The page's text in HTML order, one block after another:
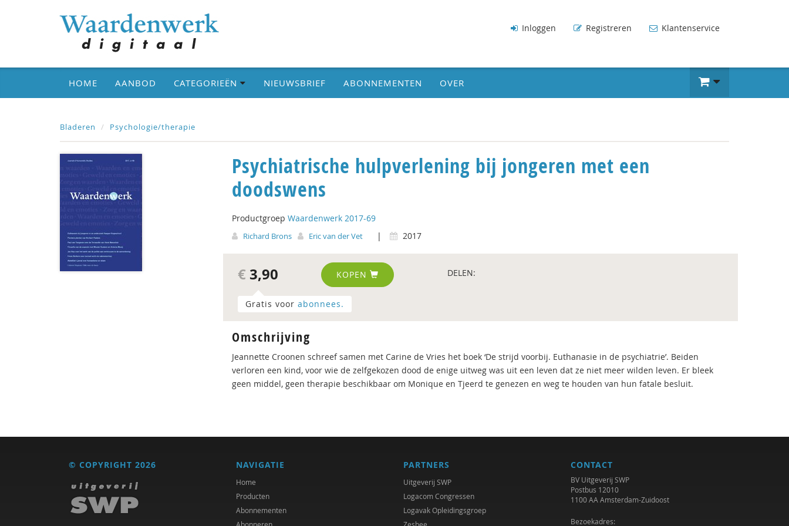
Inloggen Registreren Klantenservice
HOME AANBOD CATEGORIEËN NIEUWSBRIEF ABONNEMENTEN OVER
Bladeren Psychologie/therapie
Psychiatrische hulpverlening bij jongeren met een
doodswens
Productgroep Waardenwerk 2017-69
Richard Brons Eric van der Vet | 2017
€ 3,90 KOPEN DELEN:
Gratis voor abonnees.
Omschrijving
Jeannette Croonen schreef samen met Carine de Vries het boek ‘De strijd voorbij. Euthanasie in de psychiatrie’. Beiden
verloren een kind, voor wie de zelfgekozen dood de enige uitweg was uit een leven dat ze niet meer wilden leven. Er bleek
geen middel, geen therapie beschikbaar om Monique en Tjeerd te genezen en weg te houden van hun fatale besluit.
© COPYRIGHT 2026 NAVIGATIE
Home
Producten
Abonnementen
PARTNERS
Uitgeverij SWP
Logacom Congressen
Logavak Opleidingsgroep
CONTACT
BV Uitgeverij SWP
Postbus 12010
1100 AA Amsterdam-Zuidoost
Bezoekadres: